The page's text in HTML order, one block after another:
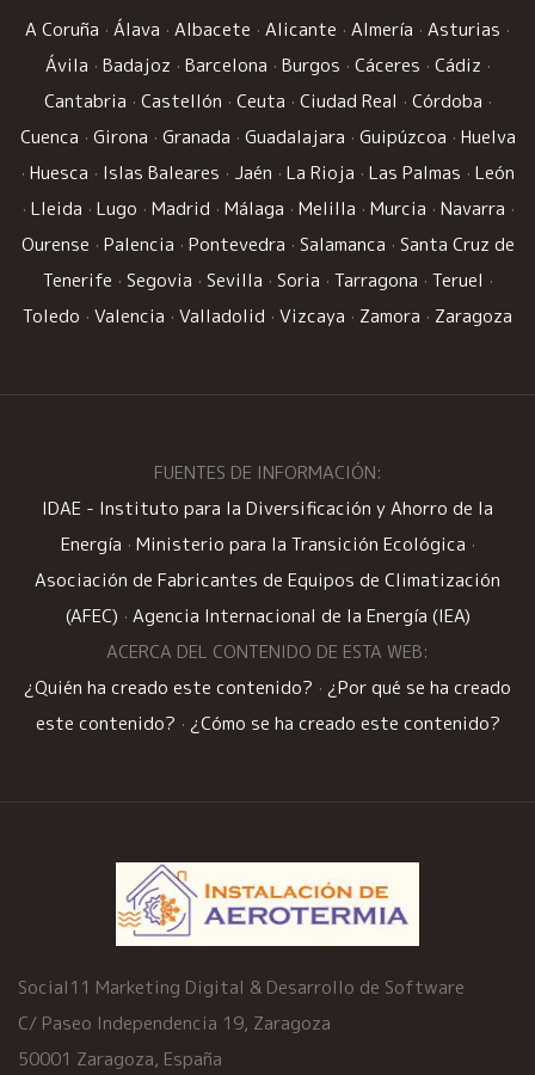
A Coruña · Álava · Albacete · Alicante · Almería · Asturias ·
Ávila · Badajoz · Barcelona · Burgos · Cáceres · Cádiz ·
Cantabria · Castellón · Ceuta · Ciudad Real · Córdoba ·
Cuenca · Girona · Granada · Guadalajara · Guipúzcoa · Huelva
· Huesca · Islas Baleares · Jaén · La Rioja · Las Palmas · León
· Lleida · Lugo · Madrid · Málaga · Melilla · Murcia · Navarra ·
Ourense · Palencia · Pontevedra · Salamanca · Santa Cruz de
Tenerife · Segovia · Sevilla · Soria · Tarragona · Teruel ·
Toledo · Valencia · Valladolid · Vizcaya · Zamora · Zaragoza
FUENTES DE INFORMACIÓN:
IDAE - Instituto para la Diversificación y Ahorro de la
Energía · Ministerio para la Transición Ecológica ·
Asociación de Fabricantes de Equipos de Climatización
(AFEC) · Agencia Internacional de la Energía (IEA)
ACERCA DEL CONTENIDO DE ESTA WEB:
¿Quién ha creado este contenido? · ¿Por qué se ha creado
este contenido? · ¿Cómo se ha creado este contenido?
Social11 Marketing Digital & Desarrollo de Software
C/ Paseo Independencia 19, Zaragoza
50001 Zaragoza, España